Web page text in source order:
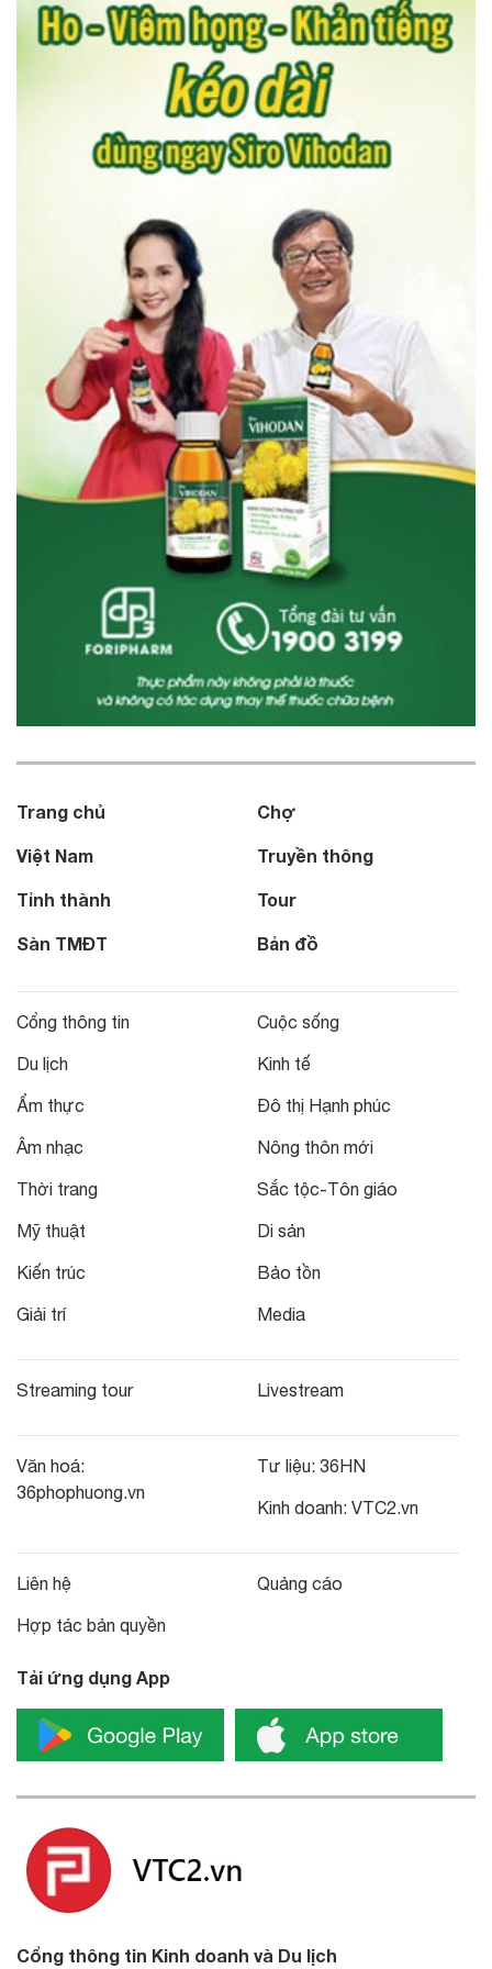
Trang chủ
Việt Nam
Tỉnh thành
Sàn TMĐT
Chợ
Truyền thông
Tour
Bản đồ
Cổng thông tin
Du lịch
Ẩm thực
Âm nhạc
Thời trang
Mỹ thuật
Kiến trúc
Giải trí
Cuộc sống
Kinh tế
Đô thị Hạnh phúc
Nông thôn mới
Sắc tộc-Tôn giáo
Di sản
Bảo tồn
Media
Streaming tour Livestream
Văn hoá:
36phophuong.vn
Tư liệu: 36HN
Kinh doanh: VTC2.vn
Liên hệ
Hợp tác bản quyền
Quảng cáo
Tải ứng dụng App
Cổng thông tin Kinh doanh và Du lịch